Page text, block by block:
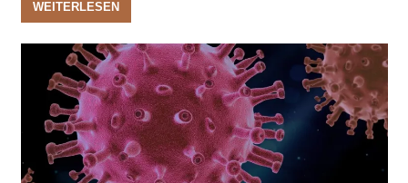
WEITERLESEN